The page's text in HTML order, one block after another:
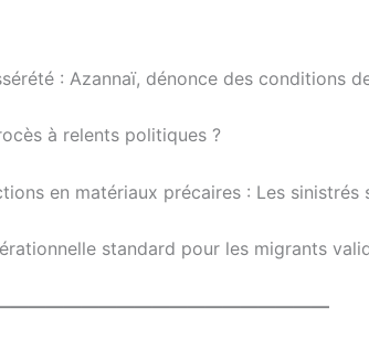
: Azannaï, dénonce des conditions
à relents politiques ?
en matériaux précaires : Les
standard pour les migrants